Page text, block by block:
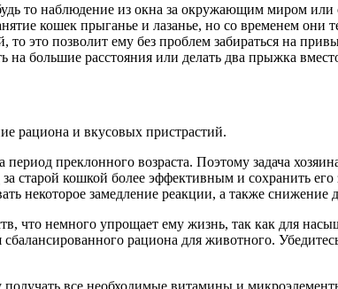
то наблюдение из окна за окружающим миром
кошек прыганье и лазанье, но со временем они
то это позволит ему без проблем забираться на
большие расстояния или делать два прыжка
рациона и вкусовых пристрастий.
преклонного возраста. Поэтому задача
кошкой более эффективным и сохранить его
некоторое замедление реакции, а также снижение
что немного упрощает ему жизнь, так как для
рациона для животного.